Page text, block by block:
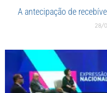
A antecipação de
28/